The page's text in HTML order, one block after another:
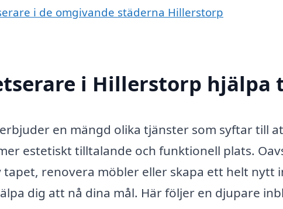
i de omgivande städerna Hillerstorp
i Hillerstorp hjälpa
en mängd olika tjänster som syftar till
estetiskt tilltalande och funktionell plats.
renovera möbler eller skapa ett helt nytt
dig att nå dina mål. Här följer en djupare